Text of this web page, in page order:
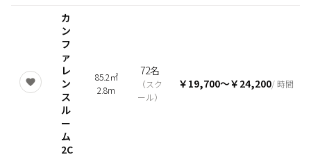
カ
ン
フ
ァ
レ
ン
ス
ル
ー
ム
2C
85.2㎡
2.8m
72名
（スク
ール）
￥19,700〜￥24,200/ 時間